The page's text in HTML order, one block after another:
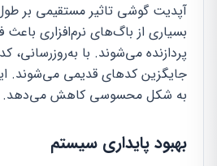
آپدیت گوشی تاثیر مستقیمی بر
بسیاری از باگ‌های نرم‌افزاری
پردازنده می‌شوند. با به‌روزرسانی،
جایگزین کدهای قدیمی می‌شوند.
به شکل محسوسی کاهش می‌دهد.
بهبود پایداری سیستم